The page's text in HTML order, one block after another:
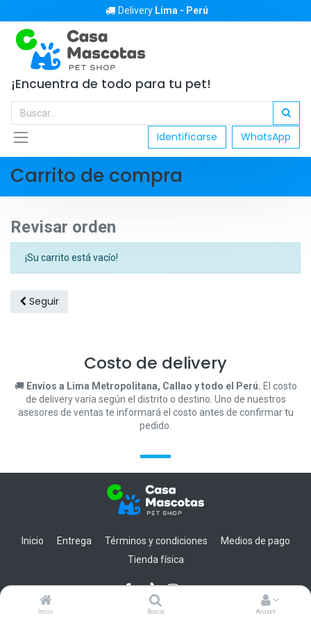
Inicio Buscar Account
Delivery Lima - Perú
¡Encuentra de todo para tu pet!
Identificarse WhatsApp
Carrito de compra
Revisar orden
¡Su carrito está vacío!
Seguir
Costo de delivery
🚚 Envíos a Lima Metropolitana, Callao y todo el Perú. El costo
de delivery varía según el distrito o destino. Uno de nuestros
asesores de ventas te informará el costo antes de confirmar tu
pedido.
Inicio Entrega Términos y condiciones
Medios de pago
Tienda física